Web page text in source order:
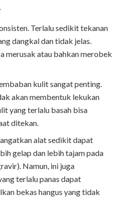
Terlalu sedikit tekanan
dangkal dan tidak jelas.
merusak atau bahkan merobek
kulit sangat penting.
akan membentuk lekukan
yang terlalu basah bisa
ditekan.
alat sedikit dapat
gelap dan lebih tajam pada
Namun, ini juga
terlalu panas dapat
bekas hangus yang tidak